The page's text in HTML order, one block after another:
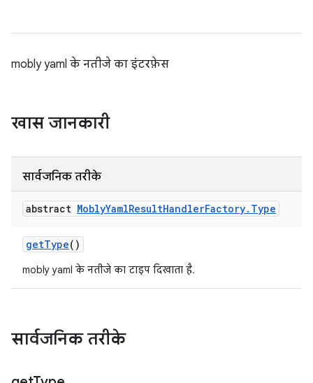
mobly yaml के नतीजे का इंटरफ़ेस
खास जानकारी
सार्वजनिक तरीके
abstract MoblyYamlResultHandlerFactory. Type
getType()
mobly yaml के नतीजे का टाइप दिखाता है.
सार्वजनिक तरीके